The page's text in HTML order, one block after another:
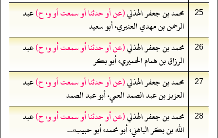
25 محمد بن جعفر الهذلي(عن أو حدثنا أو سمعت أو و، ح)عبد
الرحمن بن مهدي العنبري، أبو سعيد
26 محمد بن جعفر الهذلي(عن أو حدثنا أو سمعت أو و، ح)عبد
الرزاق بن همام الحميري، أبو بكر
27 محمد بن جعفر الهذلي(عن أو حدثنا أو سمعت أو و، ح)عبد
العزيز بن عبد الصمد العمي، أبو عبد الصمد
28 محمد بن جعفر الهذلي(عن أو حدثنا أو سمعت أو و، ح)عبد
الله بن بكر الباهلي، أبو محمد، أبو حبيب،...